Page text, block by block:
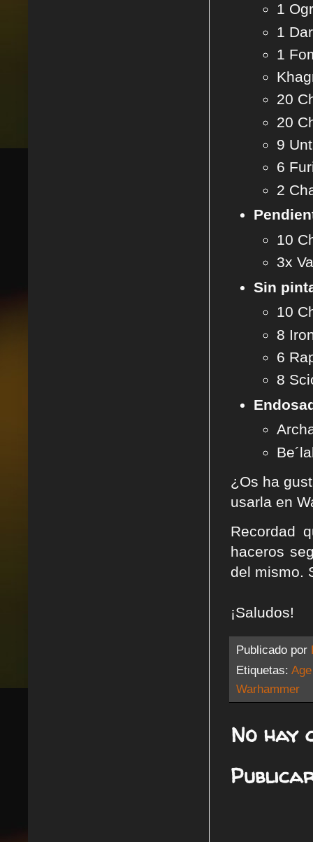
1
1
1
20
20
9
6
2
10
3x
Sin
10
8
6
8
¿Os ha
usarla en
Recordad
haceros
del mismo.
¡Saludos!
Publicado por
Etiquetas:
Warhammer
No hay